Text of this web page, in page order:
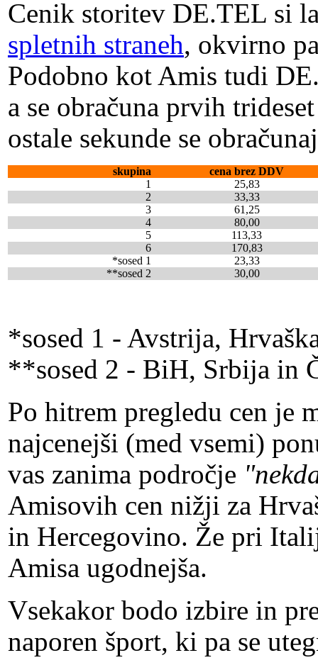
Cenik storitev DE.TEL si
spletnih straneh, okvirno
Podobno kot Amis tudi
a se obračuna prvih
ostale sekunde se
skupina
cena brez DDV
1
25,83
2
33,33
3
61,25
4
80,00
5
113,33
6
170,83
*sosed 1
23,33
**sosed 2
30,00
*sosed 1 - Avstrija,
**sosed 2 - BiH, Srbija in
Po hitrem pregledu cen je
najcenejši (med vsemi)
vas zanima področje
Amisovih cen nižji za
in Hercegovino. Že pri
Amisa ugodnejša.
Vsekakor bodo izbire in
naporen šport, ki pa se